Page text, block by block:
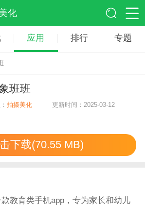
化
应用 排行 专题
班班
拍摄美化 更新时间：2025-03-12
下载(70.55 MB)
教育类手机app，专为家长和幼儿